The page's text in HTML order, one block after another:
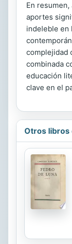
En
aportes
indeleble en
complejidad
combinada
educación
clave en el
Otros libros